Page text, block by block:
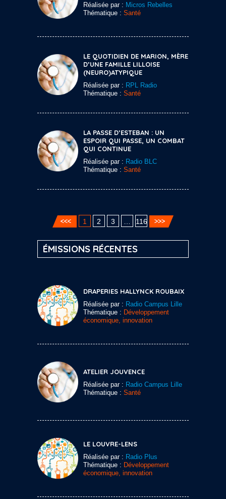
Réalisée par : Micros Rebelles
Thématique : Santé
LE QUOTIDIEN DE MARION, MÈRE
D’UNE FAMILLE LILLOISE
(NEURO)ATYPIQUE
Réalisée par : RPL Radio
Thématique : Santé
LA PASSE D’ESTEBAN : UN
ESPOIR QUI PASSE, UN COMBAT
QUI CONTINUE
Réalisée par : Radio BLC
Thématique : Santé
1 2 3 116
ÉMISSIONS RÉCENTES
DRAPERIES HALLYNCK ROUBAIX
Réalisée par : Radio Campus Lille
Thématique : Développement
économique, innovation
ATELIER JOUVENCE
Réalisée par : Radio Campus Lille
Thématique : Santé
LE LOUVRE-LENS
Réalisée par : Radio Plus
Thématique : Développement
économique, innovation